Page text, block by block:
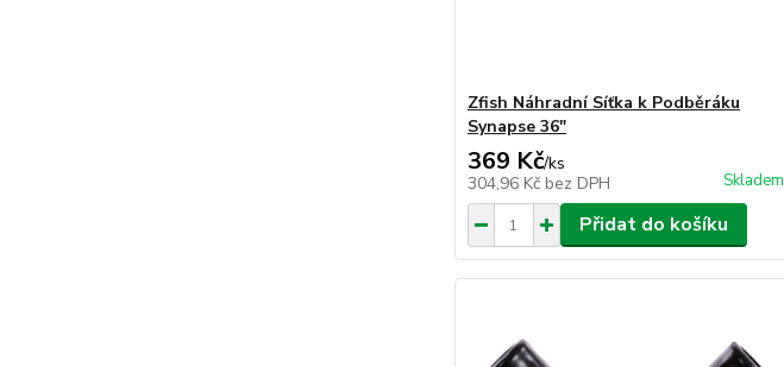
Zfish Náhradní Síťka k Podběráku
Synapse 36"
369 Kč/ks
304,96 Kč bez DPH Skladem
Přidat do košíku